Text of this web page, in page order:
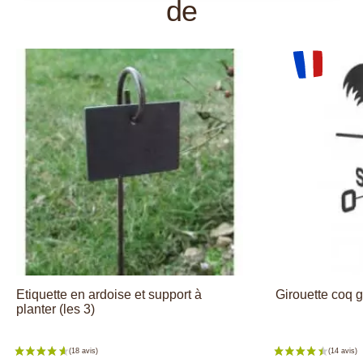
de
Etiquette en ardoise et support à
planter (les 3)
Girouette coq